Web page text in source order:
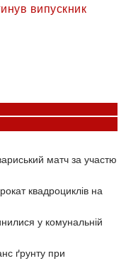
випускник
матч за участю
квадроциклів на
у комунальній
ґрунту при